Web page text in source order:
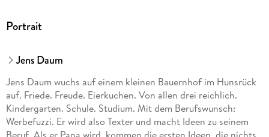
Portrait
Jens Daum
Jens Daum wuchs auf einem kleinen Bauernhof im Hunsrück
auf. Friede. Freude. Eierkuchen. Von allen drei reichlich.
Kindergarten. Schule. Studium. Mit dem Berufswunsch:
Werbefuzzi. Er wird also Texter und macht Ideen zu seinem